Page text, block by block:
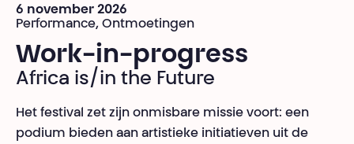
6 november 2026
Performance, Ontmoetingen
Work-in-progress
Africa is/in the Future
Het festival zet zijn onmisbare missie voort: een
podium bieden aan artistieke initiatieven uit de